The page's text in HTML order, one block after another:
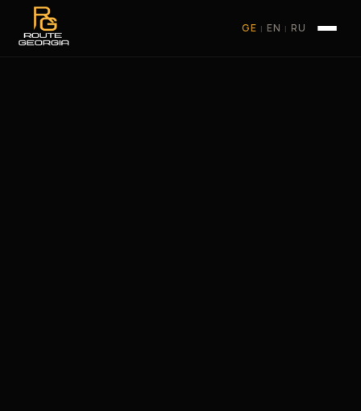
GE | EN | RU